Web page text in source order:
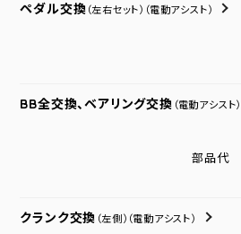
ペダル交換 （左右セット） （電動アシスト）
BB全交換、ベアリング交換 （電動アシスト）
部品代
クランク交換 （左側） （電動アシスト）